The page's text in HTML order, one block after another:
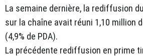
La semaine dernière, la rediffusion
sur la chaîne avait réuni 1,10 million
(4,9% de PDA).
La précédente rediffusion en prime